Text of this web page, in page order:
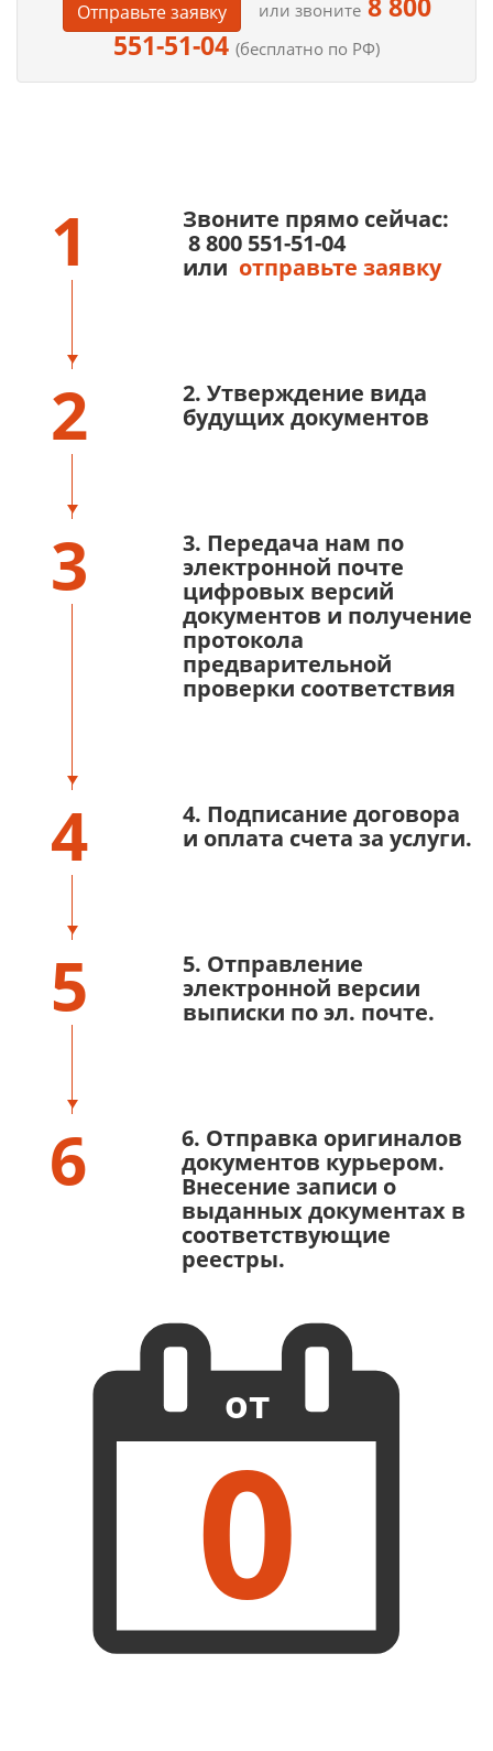
Отправьте заявку или звоните
551-51-04 (бесплатно по РФ)
1
Звоните прямо сейчас:
8 800 551-51-04
или отправьте заявку
2
2. Утверждение вида
будущих документов
3
3. Передача нам по
электронной почте
цифровых версий
документов и получение
протокола
предварительной
проверки соответствия
4
4. Подписание договора
и оплата счета за услуги.
5
5. Отправление
электронной версии
выписки по эл. почте.
6
6. Отправка оригиналов
документов курьером.
Внесение записи о
выданных документах в
соответствующие
реестры.
от
0